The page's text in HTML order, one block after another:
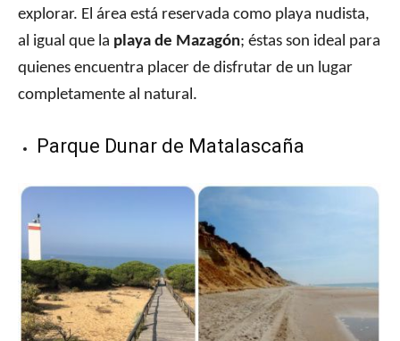
explorar. El área está reservada como playa nudista,
al igual que la playa de Mazagón; éstas son ideal para
quienes encuentra placer de disfrutar de un lugar
completamente al natural.
Parque Dunar de Matalascaña